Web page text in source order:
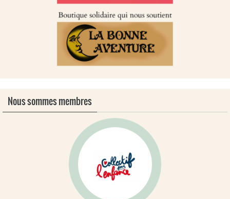
Nous sommes membres